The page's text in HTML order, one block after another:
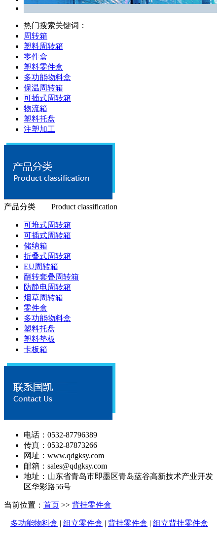
热门搜索关键词：
周转箱
塑料周转箱
零件盒
塑料零件盒
多功能物料盒
保温周转箱
可插式周转箱
物流箱
塑料托盘
注塑加工
产品分类 Product classification
可堆式周转箱
可插式周转箱
储纳箱
折叠式周转箱
EU周转箱
翻转套叠周转箱
防静电周转箱
烟草周转箱
零件盒
多功能物料盒
塑料托盘
塑料垫板
卡板箱
电话：0532-87796389
传真：0532-87873266
网址：www.qdgksy.com
邮箱：sales@qdgksy.com
地址：山东省青岛市即墨区青岛蓝谷高新技术产业开发
区华彩路56号
当前位置： 首页 >> 背挂零件盒
多功能物料盒 | 组立零件盒 | 背挂零件盒 | 组立背挂零件盒